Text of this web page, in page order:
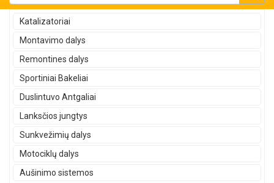
Katalizatoriai
Montavimo dalys
Remontines dalys
Sportiniai Bakeliai
Duslintuvo Antgaliai
Lanksčios jungtys
Sunkvežimių dalys
Motociklų dalys
Aušinimo sistemos